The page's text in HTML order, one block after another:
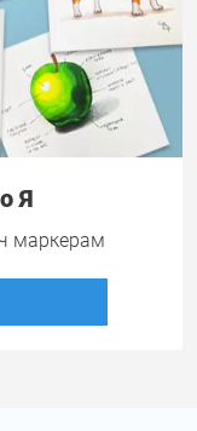
Я
маркерам